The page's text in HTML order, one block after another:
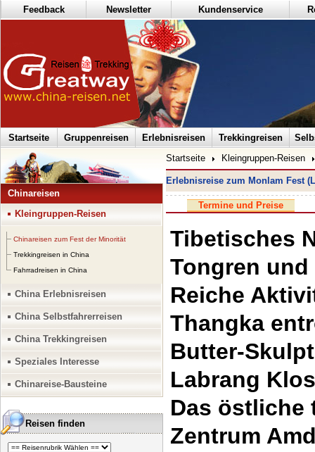
Feedback Newsletter Kundenservice
Startseite Gruppenreisen Erlebnisreisen Trekkingreisen
Chinareisen
Kleingruppen-Reisen
Chinareisen zum Fest der Minorität
Trekkingreisen in China
Fahrradreisen in China
China Erlebnisreisen
China Selbstfahrerreisen
China Trekkingreisen
Speziales Interesse
Chinareise-Bausteine
Reisen finden
Startseite Kleingruppen-Reisen
Erlebnisreise zum Monlam Fest
Termine und Preise
Tibetisches
Tongren und
Reiche
Thangka
Butter-
Labrang
Das östliche
Zentrum